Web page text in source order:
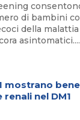
di bambini
della
asintomatici....
mostrano
nel DM1